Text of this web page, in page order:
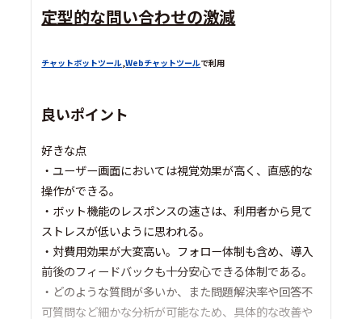
定型的な問い合わせの激減
チャットボットツール ,Webチャットツールで利用
良いポイント
好きな点
・ユーザー画面においては視覚効果が高く、直感的な
操作ができる。
・ボット機能のレスポンスの速さは、利用者から見て
ストレスが低いように思われる。
・対費用効果が大変高い。フォロー体制も含め、導入
前後のフィードバックも十分安心できる体制である。
・どのような質問が多いか、また問題解決率や回答不
可質問など細かな分析が可能なため、具体的な改善や